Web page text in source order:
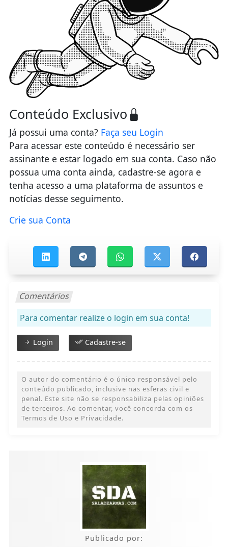
Conteúdo Exclusivo
Já possui uma conta? Faça seu Login
Para acessar este conteúdo é necessário ser
assinante e estar logado em sua conta. Caso não
possua uma conta ainda, cadastre-se agora e
tenha acesso a uma plataforma de assuntos e
notícias desse seguimento.
Crie sua Conta
Comentários
Para comentar realize o login em sua conta!
Login Cadastre-se
O autor do comentário é o único responsável pelo
conteúdo publicado, inclusive nas esferas civil e
penal. Este site não se responsabiliza pelas opiniões
de terceiros. Ao comentar, você concorda com os
Termos de Uso e Privacidade.
Publicado por: